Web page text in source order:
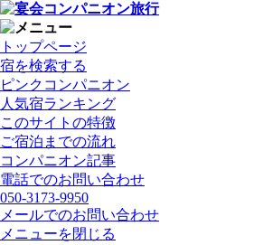
トップページ
宿を検索する
ピンクコンパニオン
人気宿ランキング
このサイトの特徴
ご宿泊までの流れ
コンパニオン記事
電話でのお問い合わせ
050-3173-9950
メールでのお問い合わせ
メニューを閉じる